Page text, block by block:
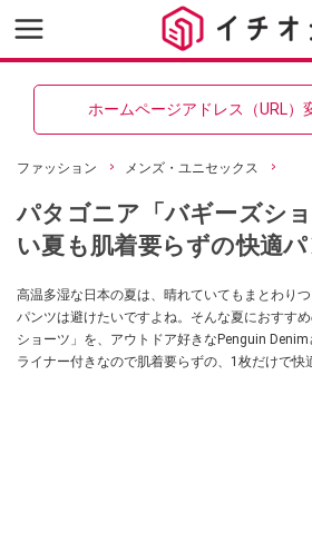
ホームページアドレス（URL）
ファッション メンズ・ユニセックス
パタゴニア「バギーズシ
い夏も肌着要らずの快適パ
高温多湿な日本の夏は、晴れていてもまとわり
パンツは避けたいですよね。そんな夏におすす
ショーツ」を、アウトドア好きなPenguin Denim
ライナー付きなので肌着要らずの、1枚だけで快